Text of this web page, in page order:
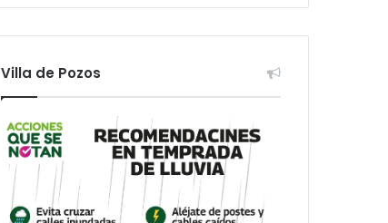
Villa de Pozos